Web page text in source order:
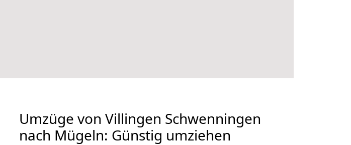
Umzüge von Villingen Schwenningen
nach Mügeln: Günstig umziehen